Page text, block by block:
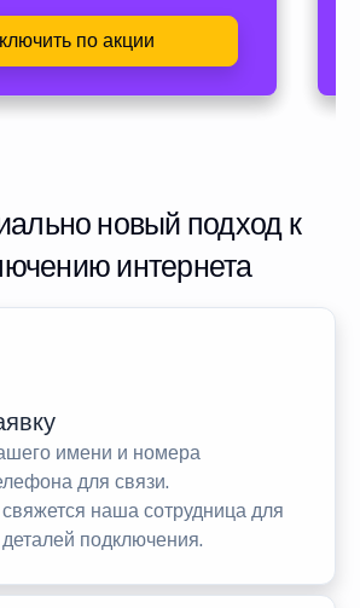
по акции
новый подход к
интернета
имени и номера
для связи.
наша сотрудница для
подключения.